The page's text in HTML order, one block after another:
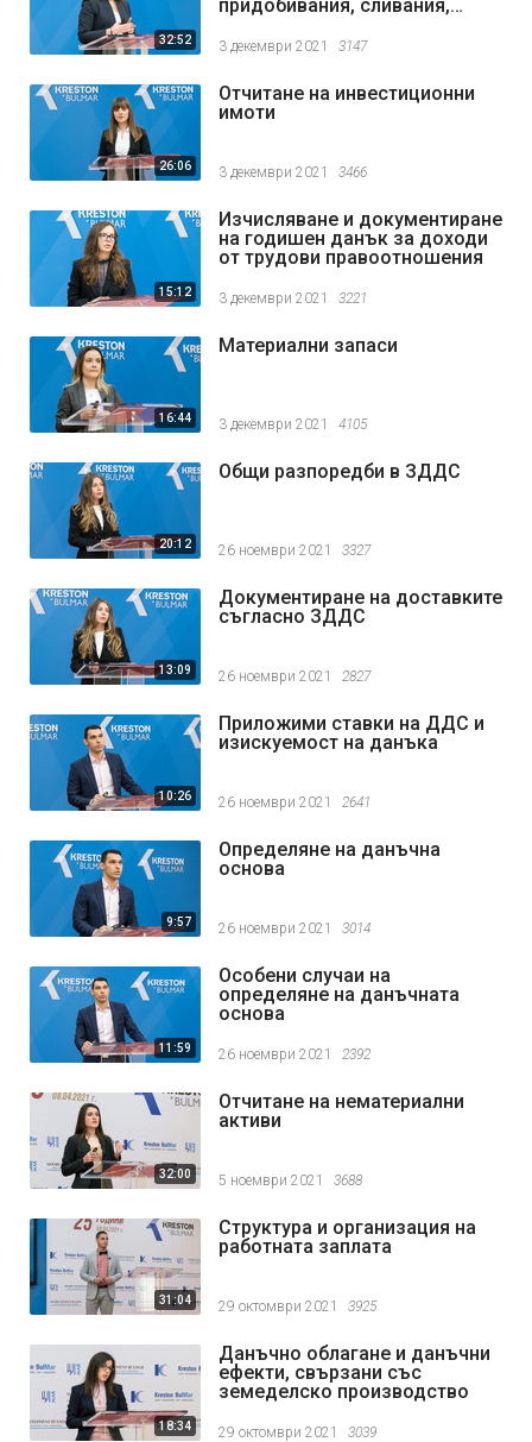
32:52
придобивания, сливания,
3 декември 2021 3147
26:06
Отчитане на инвестиционни
имоти
3 декември 2021 3466
15:12
Изчисляване и документиране
на годишен данък за доходи
от трудови правоотношения
3 декември 2021 3221
16:44
Материални запаси
3 декември 2021 4105
20:12
Общи разпоредби в ЗДДС
26 ноември 2021 3327
13:09
Документиране на доставките
съгласно ЗДДС
26 ноември 2021 2827
10:26
Приложими ставки на ДДС и
изискуемост на данъка
26 ноември 2021 2641
9:57
Определяне на данъчна
основа
26 ноември 2021 3014
11:59
Особени случаи на
определяне на данъчната
основа
26 ноември 2021 2392
32:00
Отчитане на нематериални
активи
5 ноември 2021 3688
31:04
Структура и организация на
работната заплата
29 октомври 2021 3925
18:34
Данъчно облагане и данъчни
ефекти, свързани със
земеделско производство
29 октомври 2021 3039